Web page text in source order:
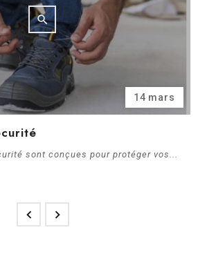
14 mars
search
sont conçues pour protéger vos...
 